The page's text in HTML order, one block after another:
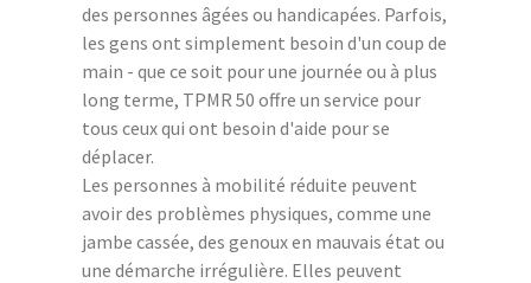
des personnes âgées ou handicapées. Parfois,
les gens ont simplement besoin d'un coup de
main - que ce soit pour une journée ou à plus
long terme, TPMR 50 offre un service pour
tous ceux qui ont besoin d'aide pour se
déplacer.
Les personnes à mobilité réduite peuvent
avoir des problèmes physiques, comme une
jambe cassée, des genoux en mauvais état ou
une démarche irrégulière. Elles peuvent